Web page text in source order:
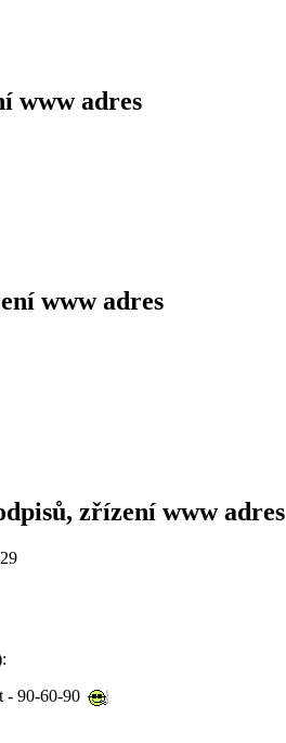
www adres
www adres
zřízení www adres
- 90-60-90